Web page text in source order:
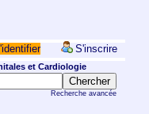
S'inscrire
et Cardiologie
Recherche avancée